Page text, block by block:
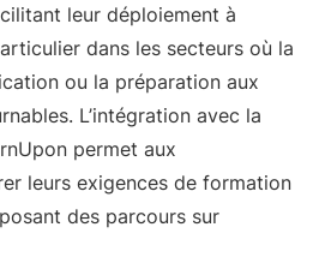
leur déploiement à
dans les secteurs où la
ou la préparation aux
L’intégration avec la
permet aux
leurs exigences de formation
des parcours sur